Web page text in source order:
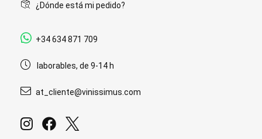
¿Dónde está mi pedido?
+34 634 871 709
laborables, de 9-14 h
at_cliente@vinissimus.com